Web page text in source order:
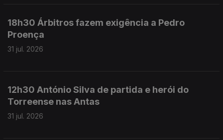
18h30 Árbitros fazem exigência a Pedro
Proença
31 jul. 2026
12h30 António Silva de partida e herói do
Torreense nas Antas
31 jul. 2026